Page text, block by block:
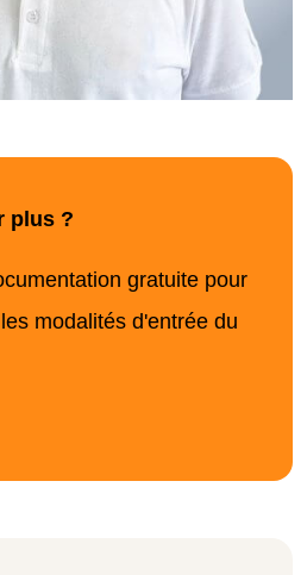
plus ?
gratuite pour
modalités d'entrée du